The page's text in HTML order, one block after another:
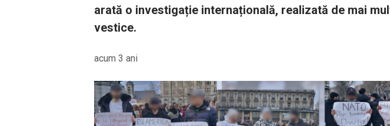
arată o investigație internațională, realizată de mai
vestice.
acum 3 ani